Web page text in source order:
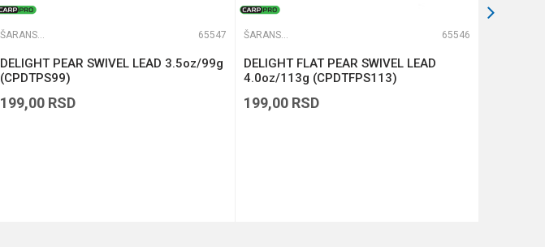
ŠARANSKA OLOVA 65547
DELIGHT PEAR SWIVEL LEAD 3.5oz/99g
(CPDTPS99)
199,00 RSD
ŠARANSKA OLOVA 65546
DELIGHT FLAT PEAR SWIVEL LEAD
4.0oz/113g (CPDTFPS113)
199,00 RSD